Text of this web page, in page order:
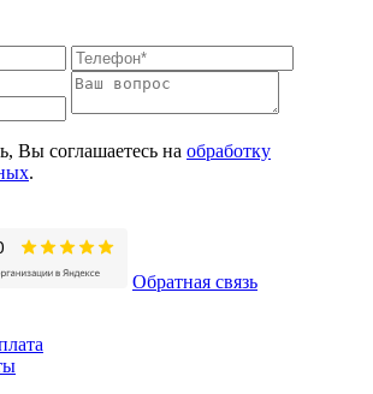
Вы соглашаетесь на обработку
.
Обратная связь